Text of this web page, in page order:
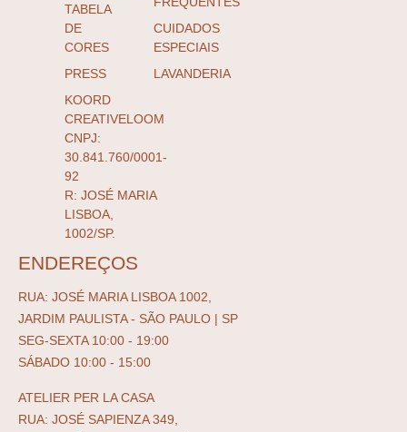
TABELA
DE
CORES
PRESS
KOORD
CREATIVELOOM
CNPJ:
30.841.760/0001-
92
R: JOSÉ MARIA
LISBOA,
1002/SP.
CUIDADOS
ESPECIAIS
LAVANDERIA
ENDEREÇOS
RUA: JOSÉ MARIA LISBOA 1002,
JARDIM PAULISTA - SÃO PAULO | SP
SEG-SEXTA 10:00 - 19:00
SÁBADO 10:00 - 15:00
ATELIER PER LA CASA
RUA: JOSÉ SAPIENZA 349,